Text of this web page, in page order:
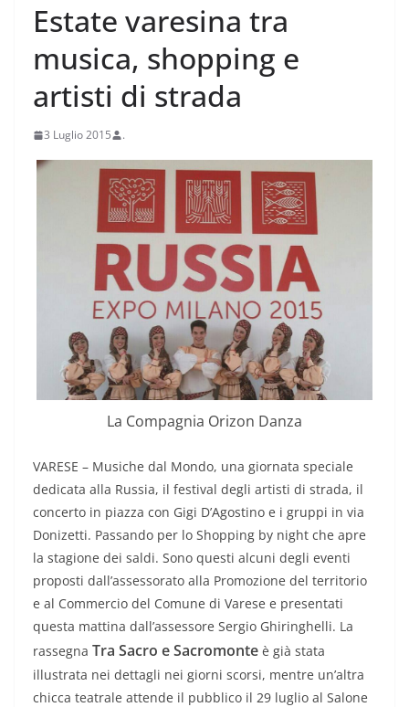
Estate varesina tra
musica, shopping e
artisti di strada
3 Luglio 2015 .
La Compagnia Orizon Danza
VARESE – Musiche dal Mondo, una giornata speciale
dedicata alla Russia, il festival degli artisti di strada, il
concerto in piazza con Gigi D’Agostino e i gruppi in via
Donizetti. Passando per lo Shopping by night che apre
la stagione dei saldi. Sono questi alcuni degli eventi
proposti dall’assessorato alla Promozione del territorio
e al Commercio del Comune di Varese e presentati
questa mattina dall’assessore Sergio Ghiringhelli. La
rassegna Tra Sacro e Sacromonte è già stata
illustrata nei dettagli nei giorni scorsi, mentre un’altra
chicca teatrale attende il pubblico il 29 luglio al Salone